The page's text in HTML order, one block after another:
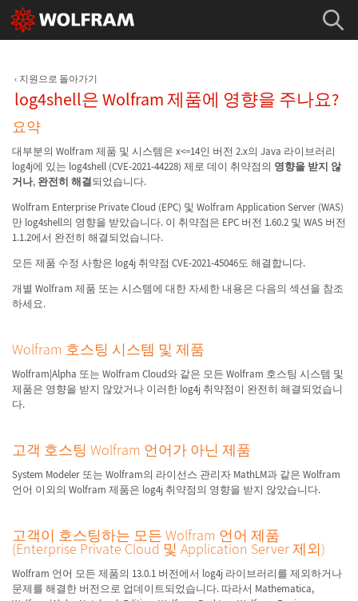
지원으로 돌아가기
log4shell은 Wolfram 제품에 영향을 주나요?
요약
대부분의 Wolfram 제품 및 시스템은 x<=14인 버전 2.x의 Java 라이브러리
log4j에 있는 log4shell (CVE-2021-44228) 제로 데이 취약점의 영향을 받지 않
거나,완전히 해결되었습니다.
Wolfram Enterprise Private Cloud (EPC) 및 Wolfram Application Server (WAS)
만 log4shell의 영향을 받았습니다. 이 취약점은 EPC 버전 1.60.2 및 WAS 버전
1.1.2에서 완전히 해결되었습니다.
모든 제품 수정 사항은 log4j 취약점 CVE-2021-45046도 해결합니다.
개별 Wolfram 제품 또는 시스템에 대한 자세한 내용은 다음의 섹션을 참조
하세요.
Wolfram 호스팅 시스템 및 제품
Wolfram|Alpha 또는 Wolfram Cloud와 같은 모든 Wolfram 호스팅 시스템 및
제품은 영향을 받지 않았거나 이러한 log4j 취약점이 완전히 해결되었습니
다.
고객 호스팅 Wolfram 언어가 아닌 제품
System Modeler 또는 Wolfram의 라이선스 관리자 MathLM과 같은 Wolfram
언어 이외의 Wolfram 제품은 log4j 취약점의 영향을 받지 않았습니다.
고객이 호스팅하는 모든 Wolfram 언어 제품
(Enterprise Private Cloud 및 Application Server 제외)
Wolfram 언어 모든 제품의 13.0.1 버전에서 log4j 라이브러리를 제외하거나
문제를 해결한 버전으로 업데이트되었습니다. 따라서 Mathematica,